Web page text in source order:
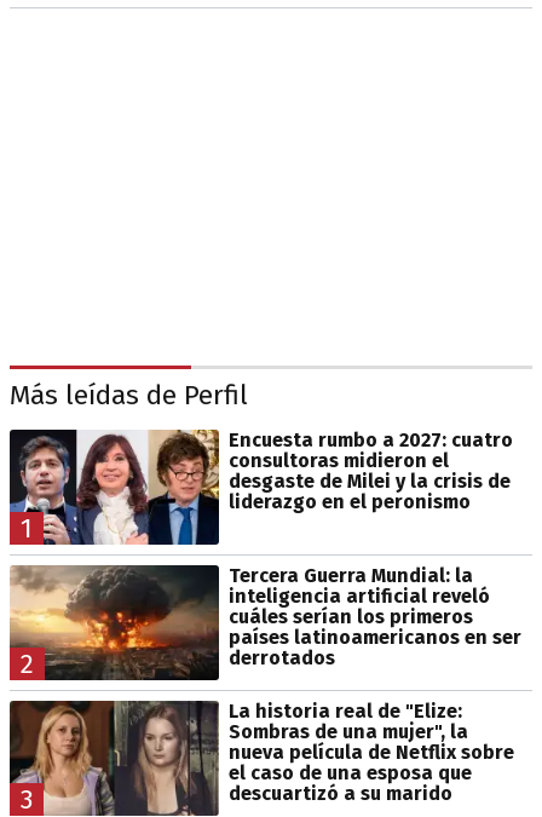
Más leídas de Perfil
1
Encuesta rumbo a 2027: cuatro
consultoras midieron el
desgaste de Milei y la crisis de
liderazgo en el peronismo
2
Tercera Guerra Mundial: la
inteligencia artificial reveló
cuáles serían los primeros
países latinoamericanos en ser
derrotados
3
La historia real de "Elize:
Sombras de una mujer", la
nueva película de Netflix sobre
el caso de una esposa que
descuartizó a su marido